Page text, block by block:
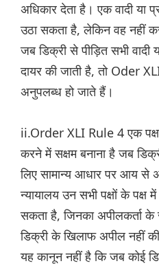
अधिकार देता है। एक वादी या
उठा सकता है, लेकिन वह नहीं
जब डिक्री से पीड़ित सभी वादी
दायर की जाती है, तो Oder
अनुपलब्ध हो जाते हैं।
ii.Order XLI Rule 4 एक पक्ष
करने में सक्षम बनाना है जब
लिए सामान्य आधार पर आय से
न्यायालय उन सभी पक्षों के पक्ष
सकता है, जिनका अपीलकर्ता के
डिक्री के खिलाफ अपील नहीं
यह कानून नहीं है कि जब कोई